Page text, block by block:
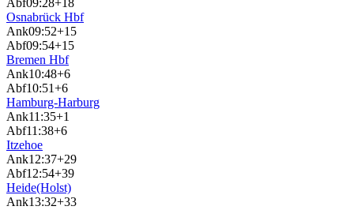
Osnabrück Hbf
Ank09:52+15
Abf09:54+15
Bremen Hbf
Ank10:48+6
Abf10:51+6
Hamburg-Harburg
Ank11:35+1
Abf11:38+6
Itzehoe
Ank12:37+29
Abf12:54+39
Heide(Holst)
Ank13:32+33